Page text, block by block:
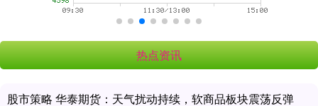
热点资讯
股市策略 华泰期货：天气扰动持续，软商品板块震荡反弹